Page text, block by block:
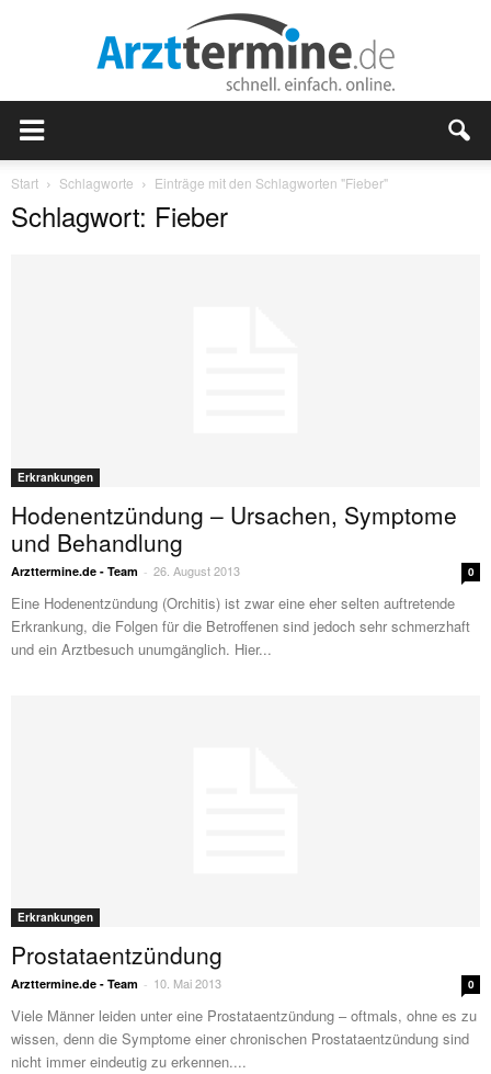
Start Schlagworte Einträge mit den Schlagworten "Fieber"
Schlagwort: Fieber
Erkrankungen
Hodenentzündung – Ursachen, Symptome
und Behandlung
Arzttermine.de - Team - 26. August 2013 0
Eine Hodenentzündung (Orchitis) ist zwar eine eher selten auftretende
Erkrankung, die Folgen für die Betroffenen sind jedoch sehr schmerzhaft
und ein Arztbesuch unumgänglich. Hier...
Erkrankungen
Prostataentzündung
Arzttermine.de - Team - 10. Mai 2013 0
Viele Männer leiden unter eine Prostataentzündung – oftmals, ohne es zu
wissen, denn die Symptome einer chronischen Prostataentzündung sind
nicht immer eindeutig zu erkennen....